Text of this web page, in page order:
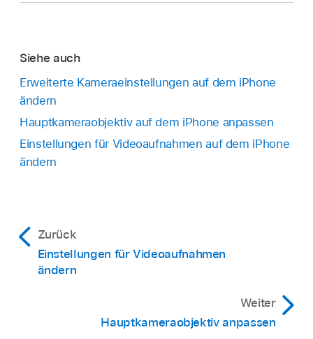
Siehe auch
Erweiterte Kameraeinstellungen auf dem iPhone
ändern
Hauptkameraobjektiv auf dem iPhone anpassen
Einstellungen für Videoaufnahmen auf dem iPhone
ändern
Zurück
Einstellungen für Videoaufnahmen
ändern
Weiter
Hauptkameraobjektiv anpassen